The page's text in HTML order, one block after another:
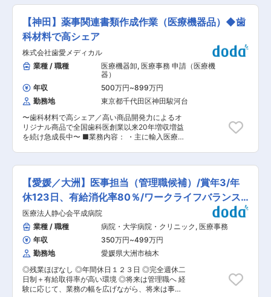
考えております。 ■当社の魅力 六本木ヒルズ内
に位置し、大学病院レベルの最新医療機器と専門
医による16診療科を完備。一般外来と人間ドッ
ク・健診が連携し、スピーディかつ正確な診断を
提供。電子カルテやWEB予約による利便性、患者
と医師の信頼関係を重視した「医療ジブンゴト
業務
問診療を広げていくために、同行する相談員を募
集します。 相談員には、契約業務をはじめとした
各種事務作業、診療同行などをお任せします。将
来的にはメンバーの育成をお任せするリーダーや
管理職も目指せます。 ■業務詳細： ・訪問診療
導入に関する家族説明、契約、初診日程調整など
・施設支配人・ケアマネージャー・生活相談員と
の連携業務 ・入院受入れ病院、調剤薬局との連携
業務 ・訪問診療同行（運転業務・備品運搬・カル
テ代行入力等） ・カルテ、処方箋、各種書類の作
成補助 ・その他関連業務 ■当ポジションの魅力
職種・業界未経験でも運転に抵抗が無い方であれ
ば、安定性の高い医療業界でのキャリアをスター
トできるポジションです。 〜こんな方におすす
め〜 ◎夜間の運転業務が多く、経験を活かしつつ
生活リズムを整えたい方 ◎ライフイベントなど
たい方 ■法人組織構成について： ・従業員数…
160名+当直夜間85名＝245名 ・平均年齢、年齢
層…30〜40歳代 ■当法人について： プライムコ
ーストみなとみらいクリニック、川口駅前クリニ
ック、富士見台通りクリニック、西蒲田医科歯科
クリニックほか計6院を運営しています。 ■当法
人の魅力 ・6クリニック4事業所展開の安定事業
・医療知識と経営感覚を兼ね備え、業績改善と事
業拡大を推進できる環境 ・駅近で通いやすく、日
勤中心で負担少 ・コミュニケーション能力を活か
し、医師・看護師・スタッフとの良好な関係を構
築できる 変更の範囲：会社の定める業務
【神田】薬事関連書類作成作業（医療機器品）◆歯
科材料で高シェア
株式会社歯愛メディカル
業種 / 職種
医療機器卸, 医療事務 申請（医療機
器）
年収
500万円~899万円
勤務地
東京都千代田区神田駿河台
〜歯科材料で高シェア／高い商品開発力によるオ
リジナル商品で全国歯科医創業以来20年増収増益
を続け急成長中〜 ■業務内容： ・主に輸入医療
・国内外の薬事規制に関する情報収集 ・医療機器
品質管理関連業務 ・医療機器製造販売業及び製造
業に関するライセンス管理 ■当社の特徴：
◇「先生とその患者に喜ばれたい。更に社員、取
引先に喜んでもらえる会社になりたい」という考
えのもと、デンタルケア製品の開発／製造／販売
を中心に様々な事業を展開しながら発展を遂げて
います。 ◇2000年1月、当社は歯科関連製品を
扱う商社として設立しました。「使い勝手の良
さ」を重視した商品開発、企画から製造、販売ま
品質の商品は、全国およそ6万5千軒の歯科医院に
納品され、歯科業界での歯ブラシ販売本数、また
歯科通販売上高ではトップクラスのシェアを誇り
【愛媛／大洲】医事担当（管理職候補）/賞年3/年
休123日、有給消化率80％/ワークライフバランス
◎
医療法人静心会平成病院
業種 / 職種
病院・大学病院・クリニック , 医療事務
年収
350万円~499万円
勤務地
愛媛県大洲市柚木
◎残業ほぼなし ◎年間休日１２３日 ◎完全週休二
日制＋有給取得率が高い環境 ◎将来は管理職へ 経
験に応じて、業務の幅を広げながら、将来は事務